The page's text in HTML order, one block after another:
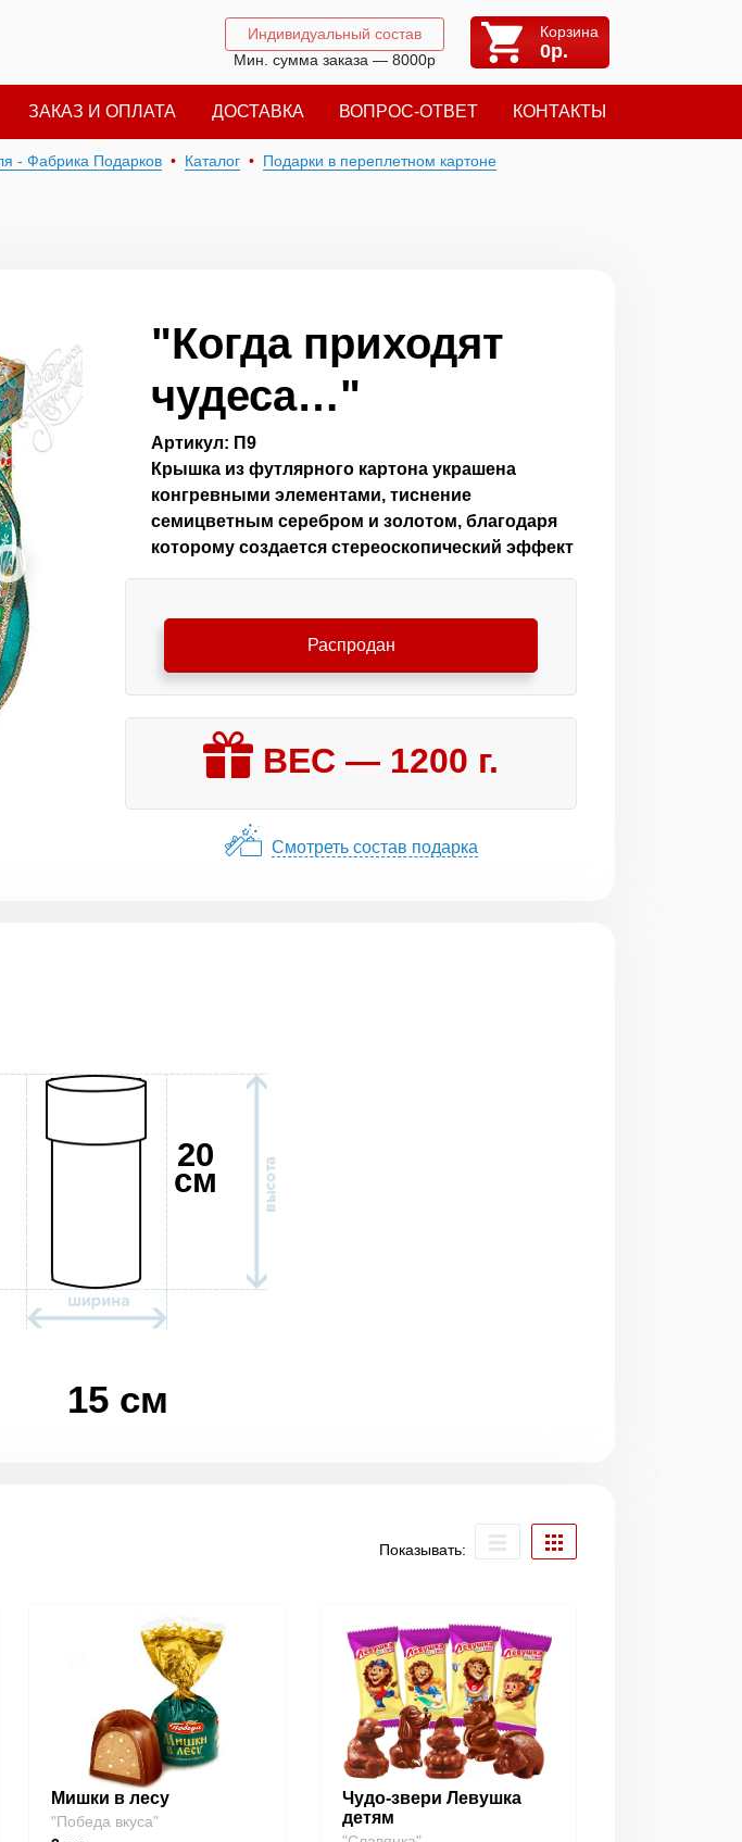
Индивидуальный состав
Мин. сумма заказа — 8000р
Корзина
0р.
ЗАКАЗ И ОПЛАТА ДОСТАВКА ВОПРОС-ОТВЕТ КОНТАКТЫ
- Фабрика Подарков Каталог
Подарки в переплетном картоне
"Когда приходят
чудеса…"
Артикул: П9
Крышка из футлярного картона украшена
конгревными элементами, тиснение
семицветным серебром и золотом, благодаря
которому создается стереоскопический эффект
Распродан
ВЕС — 1200 г.
Смотреть состав подарка
15 см
20
см
Показывать:
Мишки в лесу
"Победа вкуса"
Чудо-звери Левушка
детям